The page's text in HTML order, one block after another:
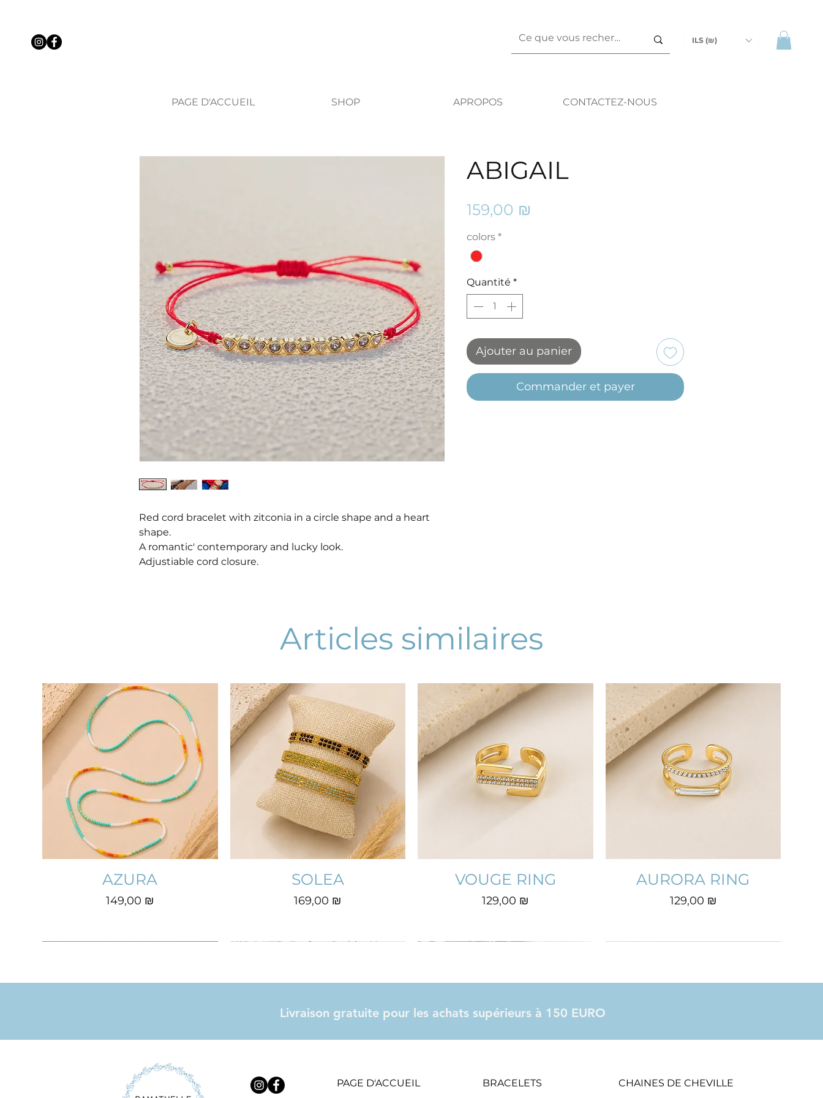
ILS (₪)
PAGE D'ACCUEIL SHOP APROPOS CONTACTEZ-NOUS
Red cord bracelet with zitconia in a circle shape and a heart
shape.
A romantic' contemporary and lucky look.
Adjustiable cord closure.
ABIGAIL
159,00 ₪
colors *
Quantité *
Ajouter au panier
Commander et payer
Articles similaires
AZURA
Prix
149,00 ₪
SOLEA
Prix
169,00 ₪
VOUGE RING
Prix
129,00 ₪
AURORA RING
Prix
129,00 ₪
Livraison gratuite pour les achats supérieurs à 150 EURO
PAGE D'ACCUEIL BRACELETS CHAINES DE CHEVILLE